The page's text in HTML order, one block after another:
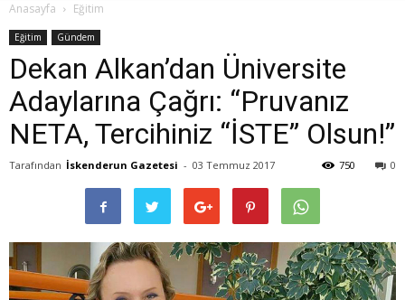
Gazetesi
Anasayfa Eğitim
Eğitim Gündem
Dekan Alkan’dan Üniversite
Adaylarına Çağrı: “Pruvanız
NETA, Tercihiniz “İSTE” Olsun!”
Tarafından İskenderun Gazetesi - 03 Temmuz 2017 0
750